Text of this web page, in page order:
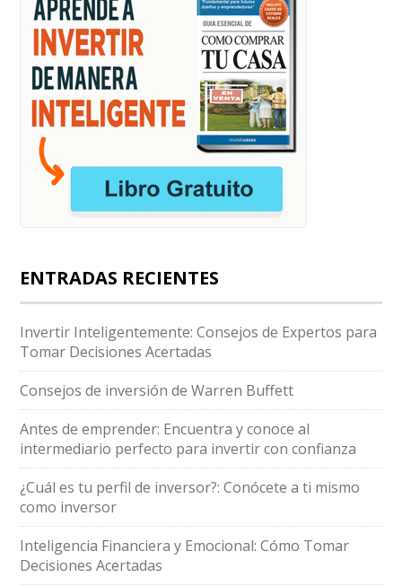
ENTRADAS RECIENTES
Invertir Inteligentemente: Consejos de Expertos para
Tomar Decisiones Acertadas
Consejos de inversión de Warren Buffett
Antes de emprender: Encuentra y conoce al
intermediario perfecto para invertir con confianza
¿Cuál es tu perfil de inversor?: Conócete a ti mismo
como inversor
Inteligencia Financiera y Emocional: Cómo Tomar
Decisiones Acertadas